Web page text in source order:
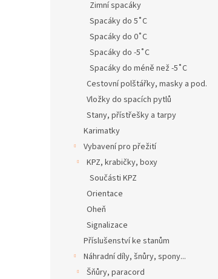
Zimní spacáky
Spacáky do 5˚C
Spacáky do 0˚C
Spacáky do -5˚C
Spacáky do méně než -5˚C
Cestovní polštářky, masky a pod.
Vložky do spacích pytlů
Stany, přístřešky a tarpy
Karimatky
Vybavení pro přežití
KPZ, krabičky, boxy
Součásti KPZ
Orientace
Oheň
Signalizace
Příslušenství ke stanům
Náhradní díly, šnůry, spony...
Šňůry, paracord